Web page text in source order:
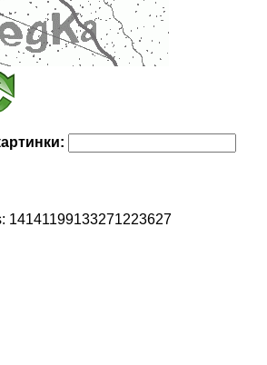
14141199133271223627